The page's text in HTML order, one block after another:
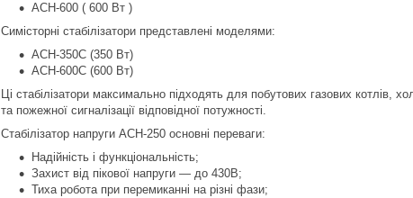
АСН-600 ( 600 Вт )
Симісторні стабілізатори представлені моделями:
АСН-350С (350 Вт)
АСН-600С (600 Вт)
Ці стабілізатори максимально підходять для побутових газових котлів,
та пожежної сигналізації відповідної потужності.
Стабілізатор напруги АСН-250 основні переваги:
Надійність і функціональність;
Захист від пікової напруги ― до 430В;
Тиха робота при перемиканні на різні фази;